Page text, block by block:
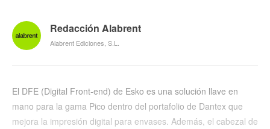
Redacción Alabrent
Alabrent Ediciones, S.L.
El DFE (Digital Front-end) de Esko es una solución llave en
mano para la gama Pico dentro del portafolio de Dantex que
mejora la impresión digital para envases. Además, el cabezal de